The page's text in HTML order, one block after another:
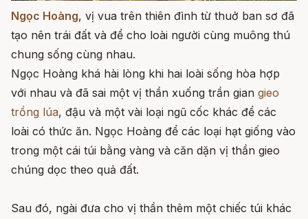
Ngọc Hoàng, vị vua trên thiên đình từ thuở ban sơ đã
tạo nên trái đất và để cho loài người cùng muông thú
chung sống cùng nhau.
Ngọc Hoàng khá hài lòng khi hai loài sống hòa hợp
với nhau và đã sai một vị thần xuống trần gian gieo
trồng lúa, đậu và một vài loại ngũ cốc khác để các
loài có thức ăn. Ngọc Hoàng để các loại hạt giống vào
trong một cái túi bằng vàng và căn dặn vị thần gieo
chúng dọc theo quả đất.
Sau đó, ngài đưa cho vị thần thêm một chiếc túi khác